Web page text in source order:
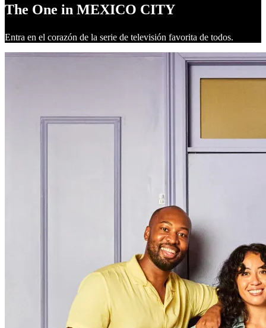
The One in MEXICO CITY
Entra en el corazón de la serie de televisión favorita de todos.